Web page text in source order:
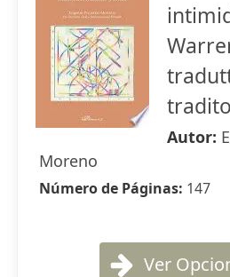
Autor:
Moreno
Número de Páginas: 147
Ver